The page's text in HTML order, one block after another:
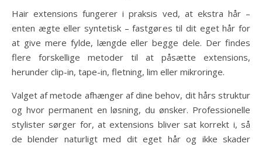
Hair extensions fungerer i praksis ved, at ekstra hår –
enten ægte eller syntetisk – fastgøres til dit eget hår for
at give mere fylde, længde eller begge dele. Der findes
flere forskellige metoder til at påsætte extensions,
herunder clip-in, tape-in, fletning, lim eller mikroringe.
Valget af metode afhænger af dine behov, dit hårs struktur
og hvor permanent en løsning, du ønsker. Professionelle
stylister sørger for, at extensions bliver sat korrekt i, så
de blender naturligt med dit eget hår og ikke skader